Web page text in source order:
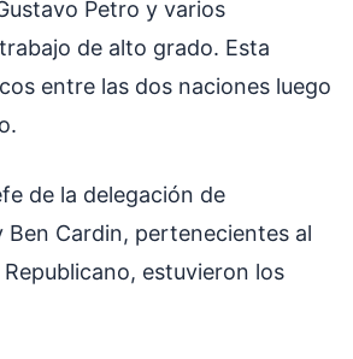
Petro y varios
de alto grado. Esta
entre las dos naciones luego
de la delegación de
Cardin, pertenecientes al
estuvieron los